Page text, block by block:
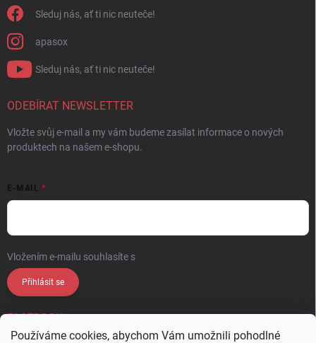
Používáme cookies, abychom Vám umožnili pohodlné
Sleduj nás, ať ti nic neuteče!
apasox
Sleduj nás, ať ti nic neuteče!
ODEBÍRAT NEWSLETTER
Vložte svůj e-mail a my vám budeme zasílat informace o nových
produktech na našem e-shopu.
E-MAIL
Vložením e-mailu souhlasíte s
Přihlásit se
FACEBOOK